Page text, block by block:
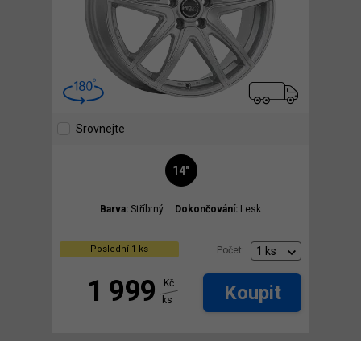
Srovnejte
14"
Barva: Stříbrný Dokončování: Lesk
Poslední 1 ks Počet:
1 999
Kč
ks
Koupit